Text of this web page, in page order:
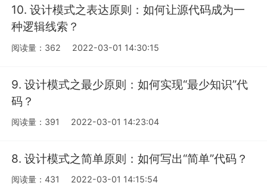
10. 设计模式之表达原则：如何让源代码成为一
种逻辑线索？
阅读量：362 2022-03-01 14:30:15
9. 设计模式之最少原则：如何实现“最少知识”代
码？
阅读量：391 2022-03-01 14:23:04
8. 设计模式之简单原则：如何写出“简单”代码？
阅读量：431 2022-03-01 14:15:54